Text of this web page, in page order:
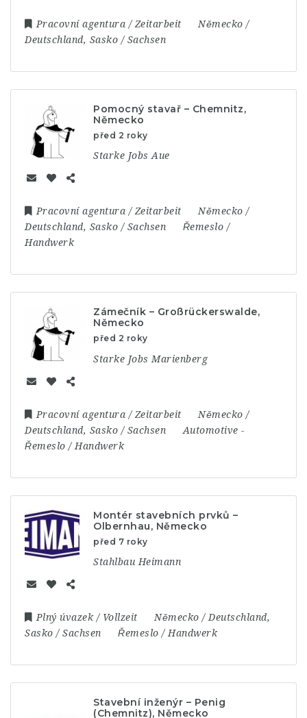
Pracovní agentura / Zeitarbeit
Německo /
Deutschland, Sasko / Sachsen
Pomocný stavař – Chemnitz,
Německo
před 2 roky
Starke Jobs Aue
Pracovní agentura / Zeitarbeit
Německo /
Deutschland, Sasko / Sachsen
Řemeslo /
Handwerk
Zámečník – Großrückerswalde,
Německo
před 2 roky
Starke Jobs Marienberg
Pracovní agentura / Zeitarbeit
Německo /
Deutschland, Sasko / Sachsen Automotive -
Řemeslo / Handwerk
Montér stavebních prvků –
Olbernhau, Německo
před 7 roky
Stahlbau Heimann
Plný úvazek / Vollzeit Německo / Deutschland,
Sasko / Sachsen
Řemeslo / Handwerk
Stavební inženýr – Penig
(Chemnitz), Německo